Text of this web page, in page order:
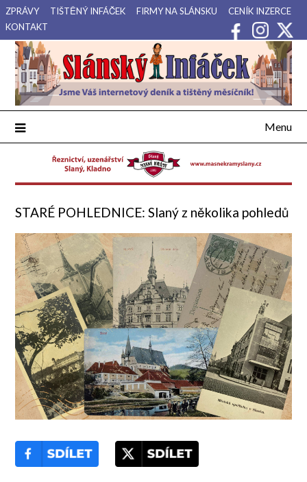
Přejdi
na
obsah
ZPRÁVY TIŠTĚNÝ INFÁČEK FIRMY NA SLÁNSKU
CENÍK INZERCE
KONTAKT
Slánský Infáček
Váš internetový deník a tištěný měsíčník pro Slánsko, Kladensko
a Lounsko.
Menu
STARÉ POHLEDNICE: Slaný z několika pohledů